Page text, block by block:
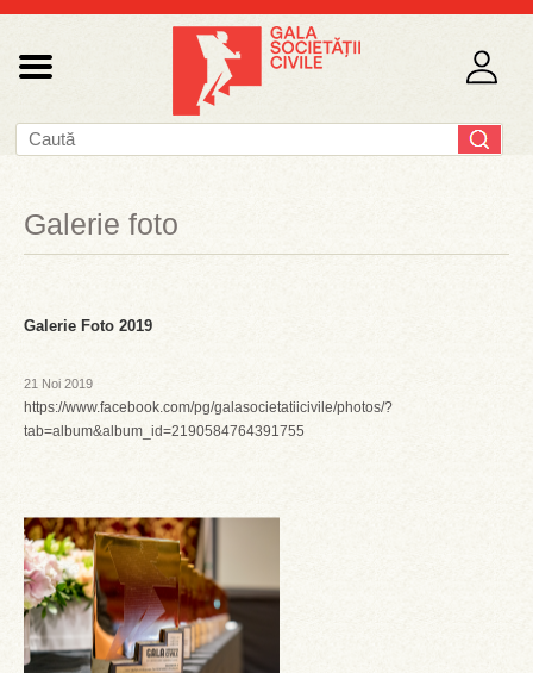
Galerie foto
Galerie Foto 2019
21 Noi 2019
https://www.facebook.com/pg/galasocietatiicivile/photos/?
tab=album&album_id=2190584764391755